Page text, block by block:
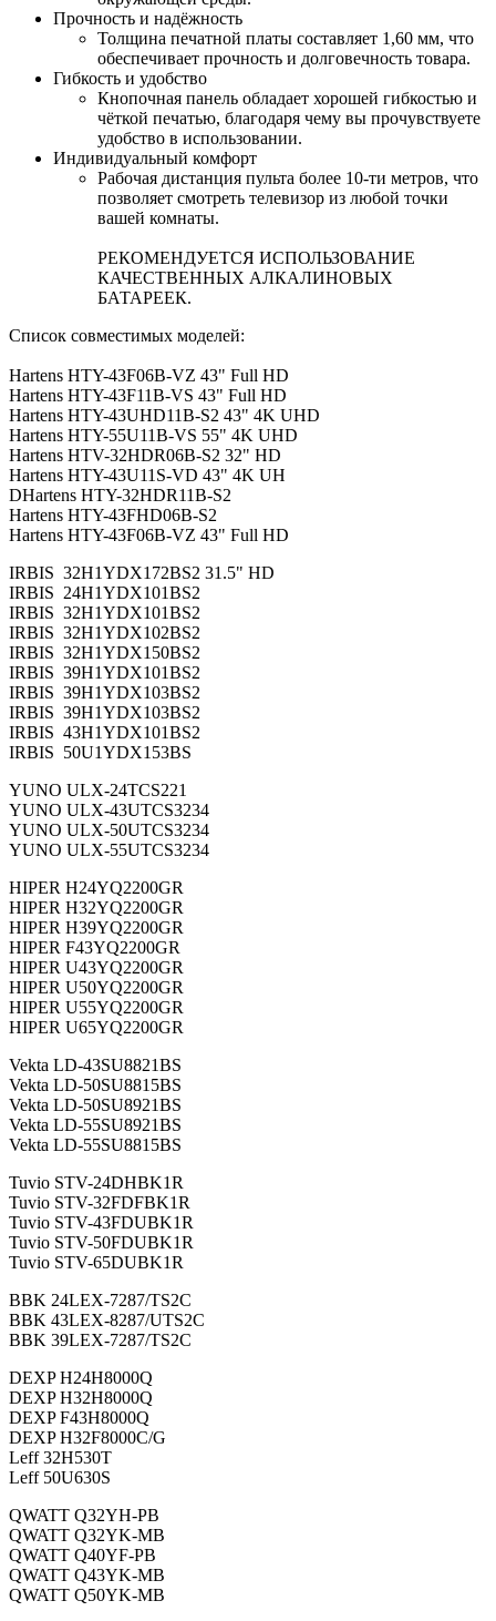
Прочность и надёжность
Толщина печатной платы составляет 1,60 мм, что
обеспечивает прочность и долговечность товара.
Гибкость и удобство
Кнопочная панель обладает хорошей гибкостью и
чёткой печатью, благодаря чему вы прочувствуете
удобство в использовании.
Индивидуальный комфорт
Рабочая дистанция пульта более 10-ти метров, что
позволяет смотреть телевизор из любой точки
вашей комнаты.
РЕКОМЕНДУЕТСЯ ИСПОЛЬЗОВАНИЕ
КАЧЕСТВЕННЫХ АЛКАЛИНОВЫХ
БАТАРЕЕК.
Список совместимых моделей:
Hartens HTY-43F06B-VZ 43" Full HD
Hartens HTY-43F11B-VS 43" Full HD
Hartens HTY-43UHD11B-S2 43" 4K UHD
Hartens HTY-55U11B-VS 55" 4K UHD
Hartens HTV-32HDR06B-S2 32" HD
Hartens HTY-43U11S-VD 43" 4K UH
DHartens HTY-32HDR11B-S2
Hartens HTY-43FHD06B-S2
Hartens HTY-43F06B-VZ 43" Full HD
IRBIS 32H1YDX172BS2 31.5" HD
IRBIS 24H1YDX101BS2
IRBIS 32H1YDX101BS2
IRBIS 32H1YDX102BS2
IRBIS 32H1YDX150BS2
IRBIS 39H1YDX101BS2
IRBIS 39H1YDX103BS2
IRBIS 39H1YDX103BS2
IRBIS 43H1YDX101BS2
IRBIS 50U1YDX153BS
YUNO ULX-24TCS221
YUNO ULX-43UTCS3234
YUNO ULX-50UTCS3234
YUNO ULX-55UTCS3234
HIPER H24YQ2200GR
HIPER H32YQ2200GR
HIPER H39YQ2200GR
HIPER F43YQ2200GR
HIPER U43YQ2200GR
HIPER U50YQ2200GR
HIPER U55YQ2200GR
HIPER U65YQ2200GR
Vekta LD-43SU8821BS
Vekta LD-50SU8815BS
Vekta LD-50SU8921BS
Vekta LD-55SU8921BS
Vekta LD-55SU8815BS
Tuvio STV-24DHBK1R
Tuvio STV-32FDFBK1R
Tuvio STV-43FDUBK1R
Tuvio STV-50FDUBK1R
Tuvio STV-65DUBK1R
BBK 24LEX-7287/TS2C
BBK 43LEX-8287/UTS2C
BBK 39LEX-7287/TS2C
DEXP H24H8000Q
DEXP H32H8000Q
DEXP F43H8000Q
DEXP H32F8000C/G
Leff 32H530T
Leff 50U630S
QWATT Q32YH-PB
QWATT Q32YK-MB
QWATT Q40YF-PB
QWATT Q43YK-MB
QWATT Q50YK-MB